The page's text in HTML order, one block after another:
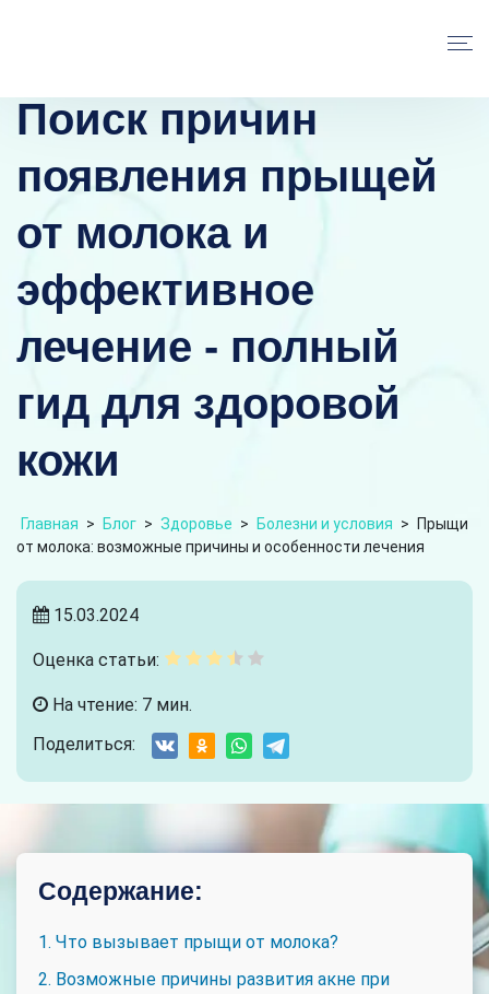
Поиск причин
появления прыщей
от молока и
эффективное
лечение - полный
гид для здоровой
кожи
Главная > Блог > Здоровье > Болезни и условия >
Прыщи
от молока: возможные причины и особенности лечения
15.03.2024
Оценка статьи:
На чтение: 7 мин.
Поделиться:
Содержание:
1. Что вызывает прыщи от молока?
2. Возможные причины развития акне при